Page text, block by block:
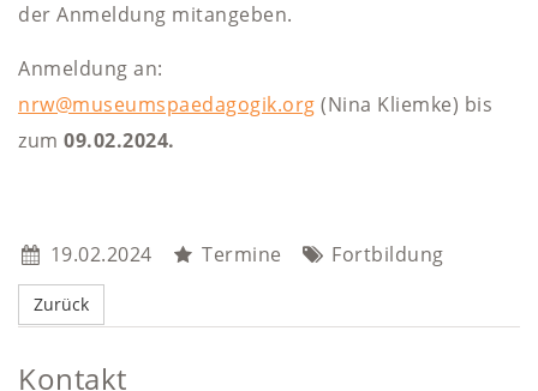
der Anmeldung mitangeben.
Anmeldung an:
nrw@museumspaedagogik.org (Nina Kliemke) bis
zum 09.02.2024.
19.02.2024 Termine Fortbildung
Kontakt